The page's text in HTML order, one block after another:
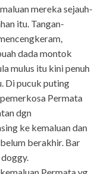
mereka sejauh-
itu. Tangan-
dada montok
mulus itu kini penuh
Di pucuk puting
Permata
dgn
ke kemaluan dan
berakhir. Bar
Permata yg